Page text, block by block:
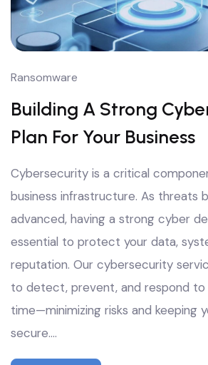
Ransomware
Building A Strong
Plan For Your Business
Cybersecurity is a critical
business infrastructure. As threats
advanced, having a strong cyber
essential to protect your data,
reputation. Our cybersecurity
to detect, prevent, and respond to
time—minimizing risks and keeping
secure.…